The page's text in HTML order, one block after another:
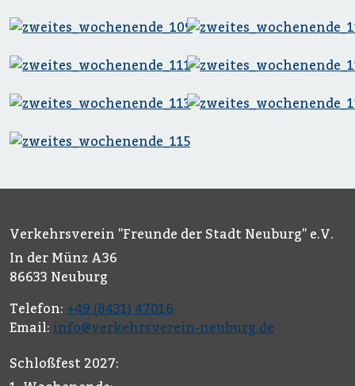
Verkehrsverein "Freunde der Stadt Neuburg" e.V.
In der Münz A36
86633 Neuburg
Telefon: +49 (8431) 47016
Email: info@verkehrsverein-neuburg.de
Schloßfest 2027: